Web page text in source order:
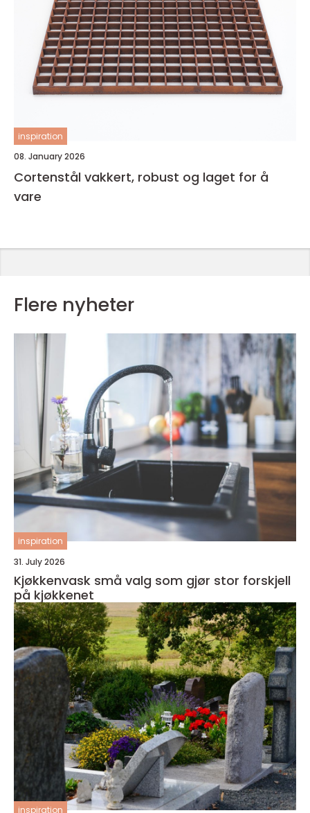
inspiration
08. January 2026
Cortenstål vakkert, robust og laget for å
vare
Flere nyheter
inspiration
31. July 2026
Kjøkkenvask små valg som gjør stor forskjell
på kjøkkenet
inspiration